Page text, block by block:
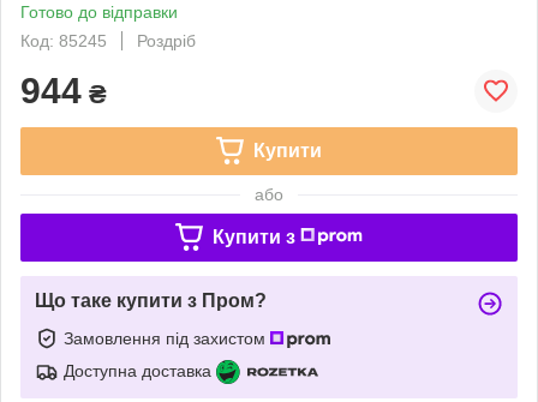
Готово до відправки
Код: 85245
Роздріб
944 ₴
Купити
або
Купити з
Що таке купити з Пром?
Замовлення під захистом
Доступна доставка